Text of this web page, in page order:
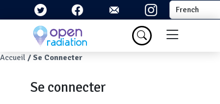
Aller au contenu principal Select your
Menu du
Fil d'Ariane
Accueil Se Connecter
Se connecter